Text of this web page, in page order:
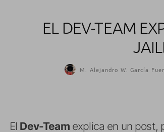
EL DEV-TEAM
M. Alejandro W. García
El Dev-Teamexplica en un post,